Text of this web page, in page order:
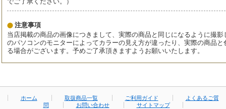
注意事項
当店掲載の商品の画像につきまして、実際の商品と同じになるように撮
のパソコンのモニターによってカラーの見え方が違ったり、実際の商品
る場合がございます。予めご了承頂きますようお願いいたします。
ホーム 取扱商品一覧 ご利用ガイド
よくあるご質
問
お問い合わせ サイトマップ